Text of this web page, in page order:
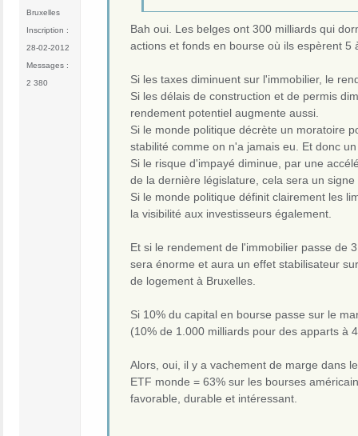
Bruxelles
Inscription :
28-02-2012
Messages :
2 380
Bah oui. Les belges ont 300 milliards qui
actions et fonds en bourse où ils espèrent 5
Si les taxes diminuent sur l'immobilier, le
Si les délais de construction et de permis
rendement potentiel augmente aussi.
Si le monde politique décrète un moratoire
stabilité comme on n'a jamais eu. Et donc
Si le risque d'impayé diminue, par une
de la dernière législature, cela sera un
Si le monde politique définit clairement les
la visibilité aux investisseurs également.
Et si le rendement de l'immobilier passe de
sera énorme et aura un effet stabilisateur
de logement à Bruxelles.
Si 10% du capital en bourse passe sur le
(10% de 1.000 milliards pour des apparts à
Alors, oui, il y a vachement de marge dans
ETF monde = 63% sur les bourses
favorable, durable et intéressant.